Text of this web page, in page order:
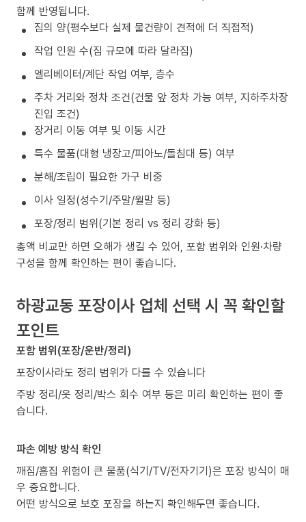
함께 반영됩니다.
짐의 양(평수보다 실제 물건량이 견적에 더 직접적)
작업 인원 수(짐 규모에 따라 달라짐)
엘리베이터/계단 작업 여부, 층수
주차 거리와 정차 조건(건물 앞 정차 가능 여부, 지하주차장
진입 조건)
장거리 이동 여부 및 이동 시간
특수 물품(대형 냉장고/피아노/돌침대 등) 여부
분해/조립이 필요한 가구 비중
이사 일정(성수기/주말/월말 등)
포장/정리 범위(기본 정리 vs 정리 강화 등)
총액 비교만 하면 오해가 생길 수 있어, 포함 범위와 인원·차량
구성을 함께 확인하는 편이 좋습니다.
하광교동 포장이사 업체 선택 시 꼭 확인할
포인트
포함 범위(포장/운반/정리)
포장이사라도 정리 범위가 다를 수 있습니다
주방 정리/옷 정리/박스 회수 여부 등은 미리 확인하는 편이 좋
습니다.
파손 예방 방식 확인
깨짐/흠집 위험이 큰 물품(식기/TV/전자기기)은 포장 방식이 매
우 중요합니다.
어떤 방식으로 보호 포장을 하는지 확인해두면 좋습니다.